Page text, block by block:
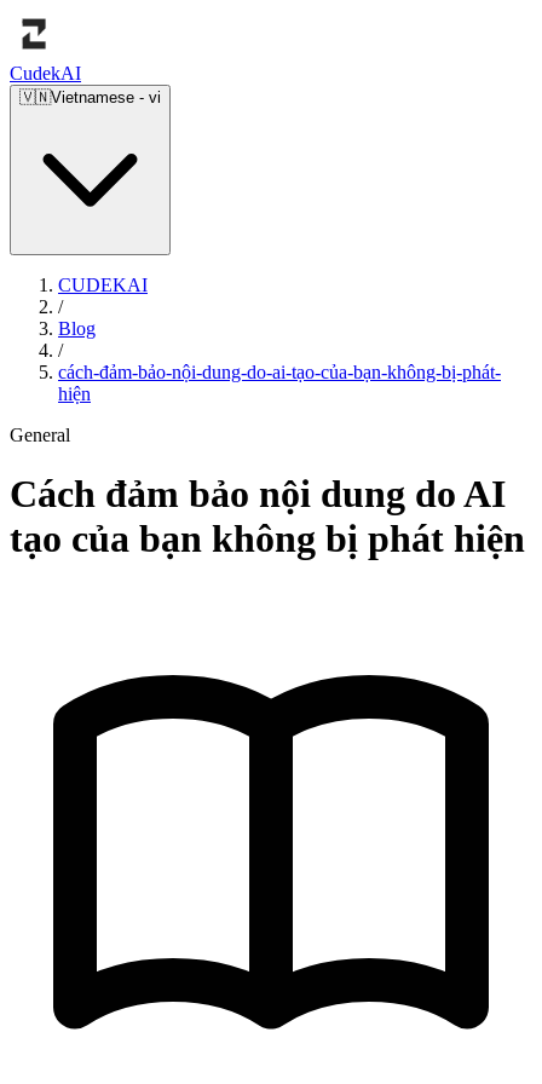
CudekAI
🇻🇳Vietnamese - vi
CUDEKAI
/
Blog
/
cách-đảm-bảo-nội-dung-do-ai-tạo-của-bạn-không-bị-phát-
hiện
General
Cách đảm bảo nội dung do AI
tạo của bạn không bị phát hiện